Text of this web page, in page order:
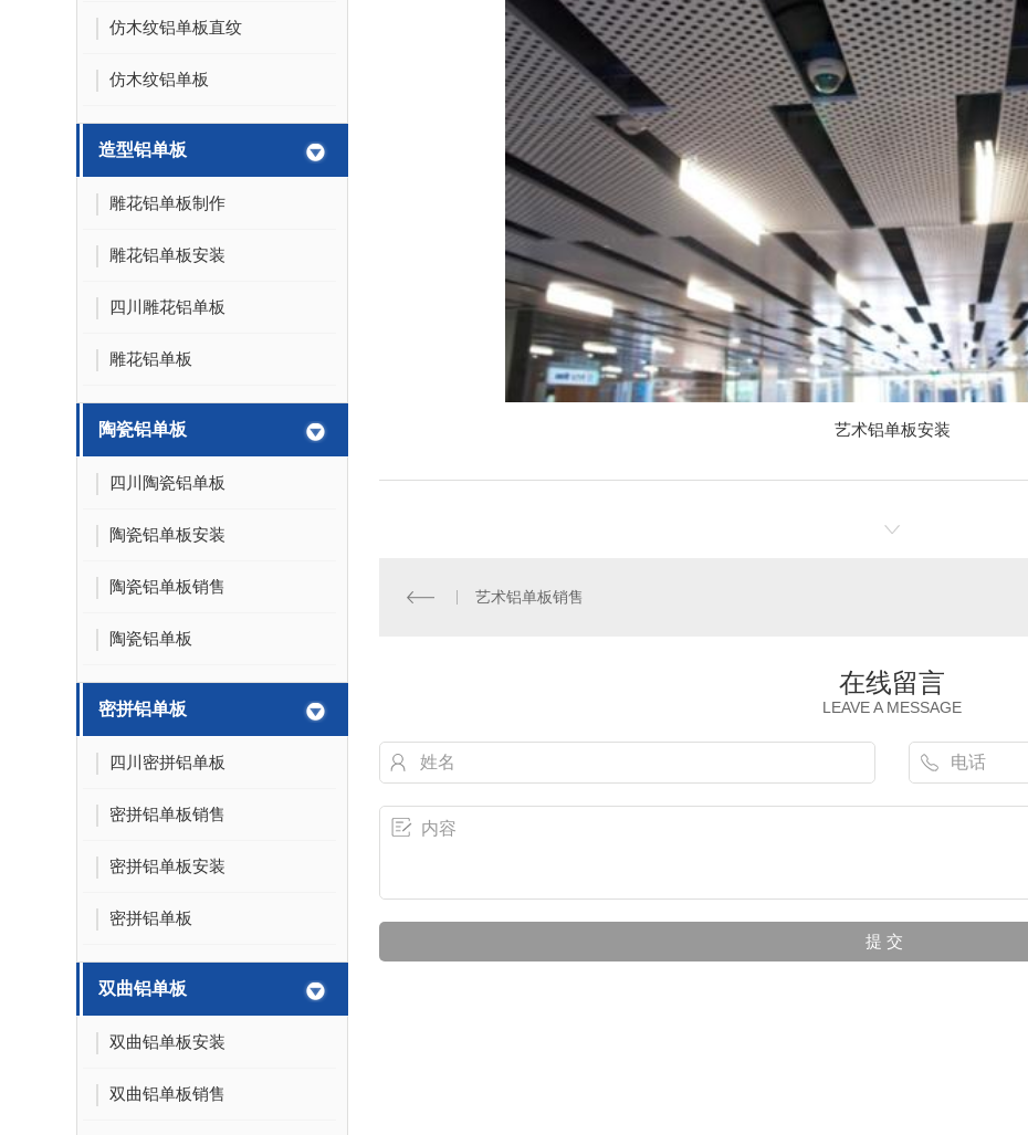
仿木纹铝单板直纹
仿木纹铝单板
造型铝单板
雕花铝单板制作
雕花铝单板安装
四川雕花铝单板
雕花铝单板
陶瓷铝单板
四川陶瓷铝单板
陶瓷铝单板安装
陶瓷铝单板销售
陶瓷铝单板
密拼铝单板
四川密拼铝单板
密拼铝单板销售
密拼铝单板安装
密拼铝单板
双曲铝单板
双曲铝单板安装
双曲铝单板销售
艺术铝单板安装
艺术铝单板销售
在线留言
LEAVE A MESSAGE